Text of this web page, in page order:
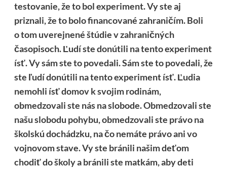
testovanie, že to bol experiment. Vy ste aj
priznali, že to bolo financované zahraničím. Boli
o tom uverejnené štúdie v zahraničných
časopisoch. Ľudí ste donútili na tento experiment
ísť. Vy sám ste to povedali. Sám ste to povedali, že
ste ľudí donútili na tento experiment ísť. Ľudia
nemohli ísť domov k svojim rodinám,
obmedzovali ste nás na slobode. Obmedzovali ste
našu slobodu pohybu, obmedzovali ste právo na
školskú dochádzku, na čo nemáte právo ani vo
vojnovom stave. Vy ste bránili našim deťom
chodiť do školy a bránili ste matkám, aby deti